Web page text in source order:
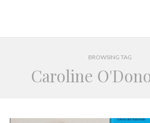
BROWSING TAG
Caroline